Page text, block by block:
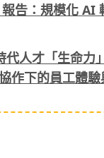
告：規模化 AI
代人才「生命力
作下的員工體驗